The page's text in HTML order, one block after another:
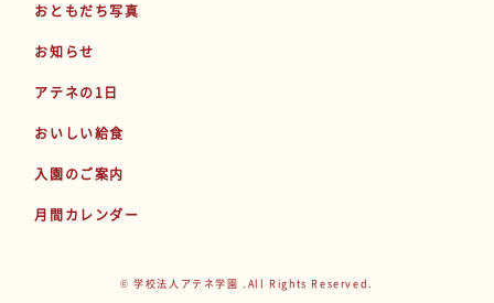
おともだち写真
お知らせ
アテネの1日
おいしい給食
入園のご案内
月間カレンダー
© 学校法人アテネ学園 .All Rights Reserved.